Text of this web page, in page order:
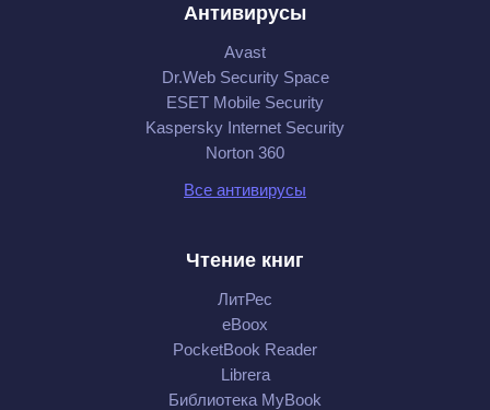
Антивирусы
Avast
Dr.Web Security Space
ESET Mobile Security
Kaspersky Internet Security
Norton 360
Все антивирусы
Чтение книг
ЛитРес
eBoox
PocketBook Reader
Librera
Библиотека MyBook